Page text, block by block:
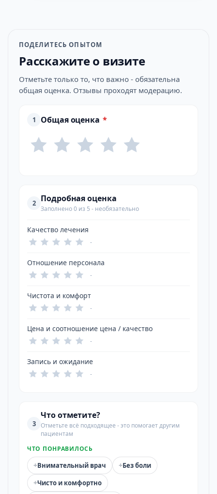
ПОДЕЛИТЕСЬ ОПЫТОМ
Расскажите о визите
Отметьте только то, что важно - обязательна
общая оценка. Отзывы проходят модерацию.
1 Общая оценка *
2 Подробная оценка
Заполнено 0 из 5 - необязательно
Качество лечения
-
Отношение персонала
-
Чистота и комфорт
-
Цена и соотношение цена / качество
-
Запись и ожидание
-
3
Что отметите?
Отметьте всё подходящее - это помогает другим
пациентам
ЧТО ПОНРАВИЛОСЬ
+Внимательный врач +Без боли
+Чисто и комфортно